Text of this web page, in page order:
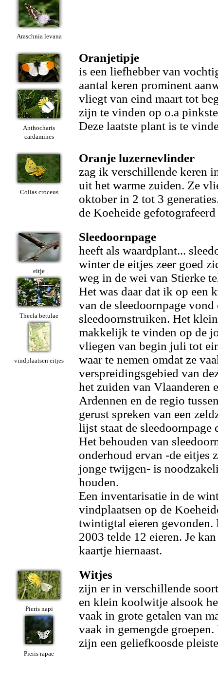
Araschnia levana
Anthocharis
cardamines
Oranjetipje
is een liefhebber van
aantal keren prominent
vliegt van eind maart tot
zijn te vinden op o.a
Deze laatste plant is te
Colias croceus
Oranje luzernevlinder
zag ik verschillende keren
uit het warme zuiden. Ze
oktober in 2 tot 3
de Koeheide
eitje
Thecla betulae
vindplaatsen eitjes
Sleedoornpage
heeft als waardplant...
winter de eitjes zeer goed
weg in de wei van Stierke
Het was daar dat ik op een
van de sleedoornpage
sleedoornstruiken. Het
makkelijk te vinden op de
vliegen van begin juli tot
waar te nemen omdat ze
verspreidingsgebied van
het zuiden van Vlaanderen
Ardennen en de regio
gerust spreken van een
lijst staat de sleedoornpage
Het behouden van
onderhoud ervan -de eitjes
jonge twijgen- is
houden.
Een inventarisatie in de
vindplaatsen op de
twintigtal eieren
2003 telde 12 eieren. Je
kaartje hiernaast.
Pieris napi
Pieris rapae
Witjes
zijn er in verschillende
en klein koolwitje alsook
vaak in grote getalen van
vaak in gemengde
zijn een geliefkoosde